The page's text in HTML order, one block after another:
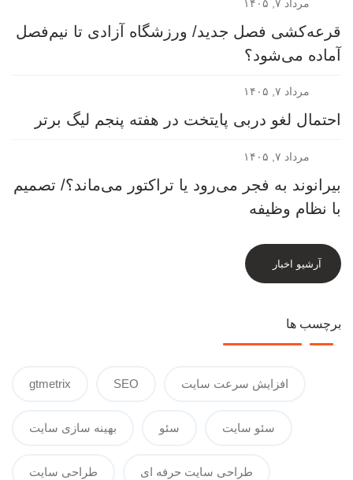
مرداد ۷, ۱۴۰۵
قرعه‎‌کشی فصل جدید/ ورزشگاه آزادی تا نیم‌فصل
آماده می‌شود؟
مرداد ۷, ۱۴۰۵
احتمال لغو دربی پایتخت در هفته پنجم لیگ برتر
مرداد ۷, ۱۴۰۵
بیرانوند به فجر می‌رود یا تراکتور می‌ماند؟/ تصمیم
با نظام وظیفه
آرشیو اخبار
برچسب ها
gtmetrix SEO افزایش سرعت سایت
بهینه سازی سایت سئو سئو سایت
طراحی سایت طراحی سایت حرفه ای